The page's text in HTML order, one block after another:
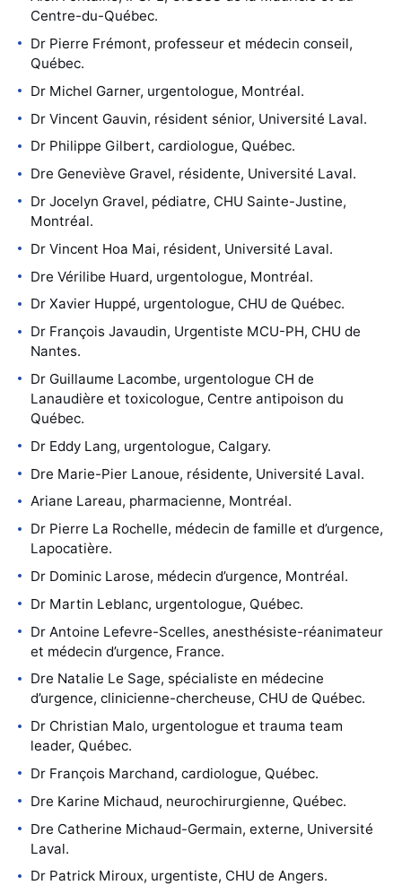
Centre-du-Québec.
Dr Pierre Frémont, professeur et médecin conseil,
Québec.
Dr Michel Garner, urgentologue, Montréal.
Dr Vincent Gauvin, résident sénior, Université Laval.
Dr Philippe Gilbert, cardiologue, Québec.
Dre Geneviève Gravel, résidente, Université Laval.
Dr Jocelyn Gravel, pédiatre, CHU Sainte-Justine,
Montréal.
Dr Vincent Hoa Mai, résident, Université Laval.
Dre Vérilibe Huard, urgentologue, Montréal.
Dr Xavier Huppé, urgentologue, CHU de Québec.
Dr François Javaudin, Urgentiste MCU-PH, CHU de
Nantes.
Dr Guillaume Lacombe, urgentologue CH de
Lanaudière et toxicologue, Centre antipoison du
Québec.
Dr Eddy Lang, urgentologue, Calgary.
Dre Marie-Pier Lanoue, résidente, Université Laval.
Ariane Lareau, pharmacienne, Montréal.
Dr Pierre La Rochelle, médecin de famille et d’urgence,
Lapocatière.
Dr Dominic Larose, médecin d’urgence, Montréal.
Dr Martin Leblanc, urgentologue, Québec.
Dr Antoine Lefevre-Scelles, anesthésiste-réanimateur
et médecin d’urgence, France.
Dre Natalie Le Sage, spécialiste en médecine
d’urgence, clinicienne-chercheuse, CHU de Québec.
Dr Christian Malo, urgentologue et trauma team
leader, Québec.
Dr François Marchand, cardiologue, Québec.
Dre Karine Michaud, neurochirurgienne, Québec.
Dre Catherine Michaud-Germain, externe, Université
Laval.
Dr Patrick Miroux, urgentiste, CHU de Angers.